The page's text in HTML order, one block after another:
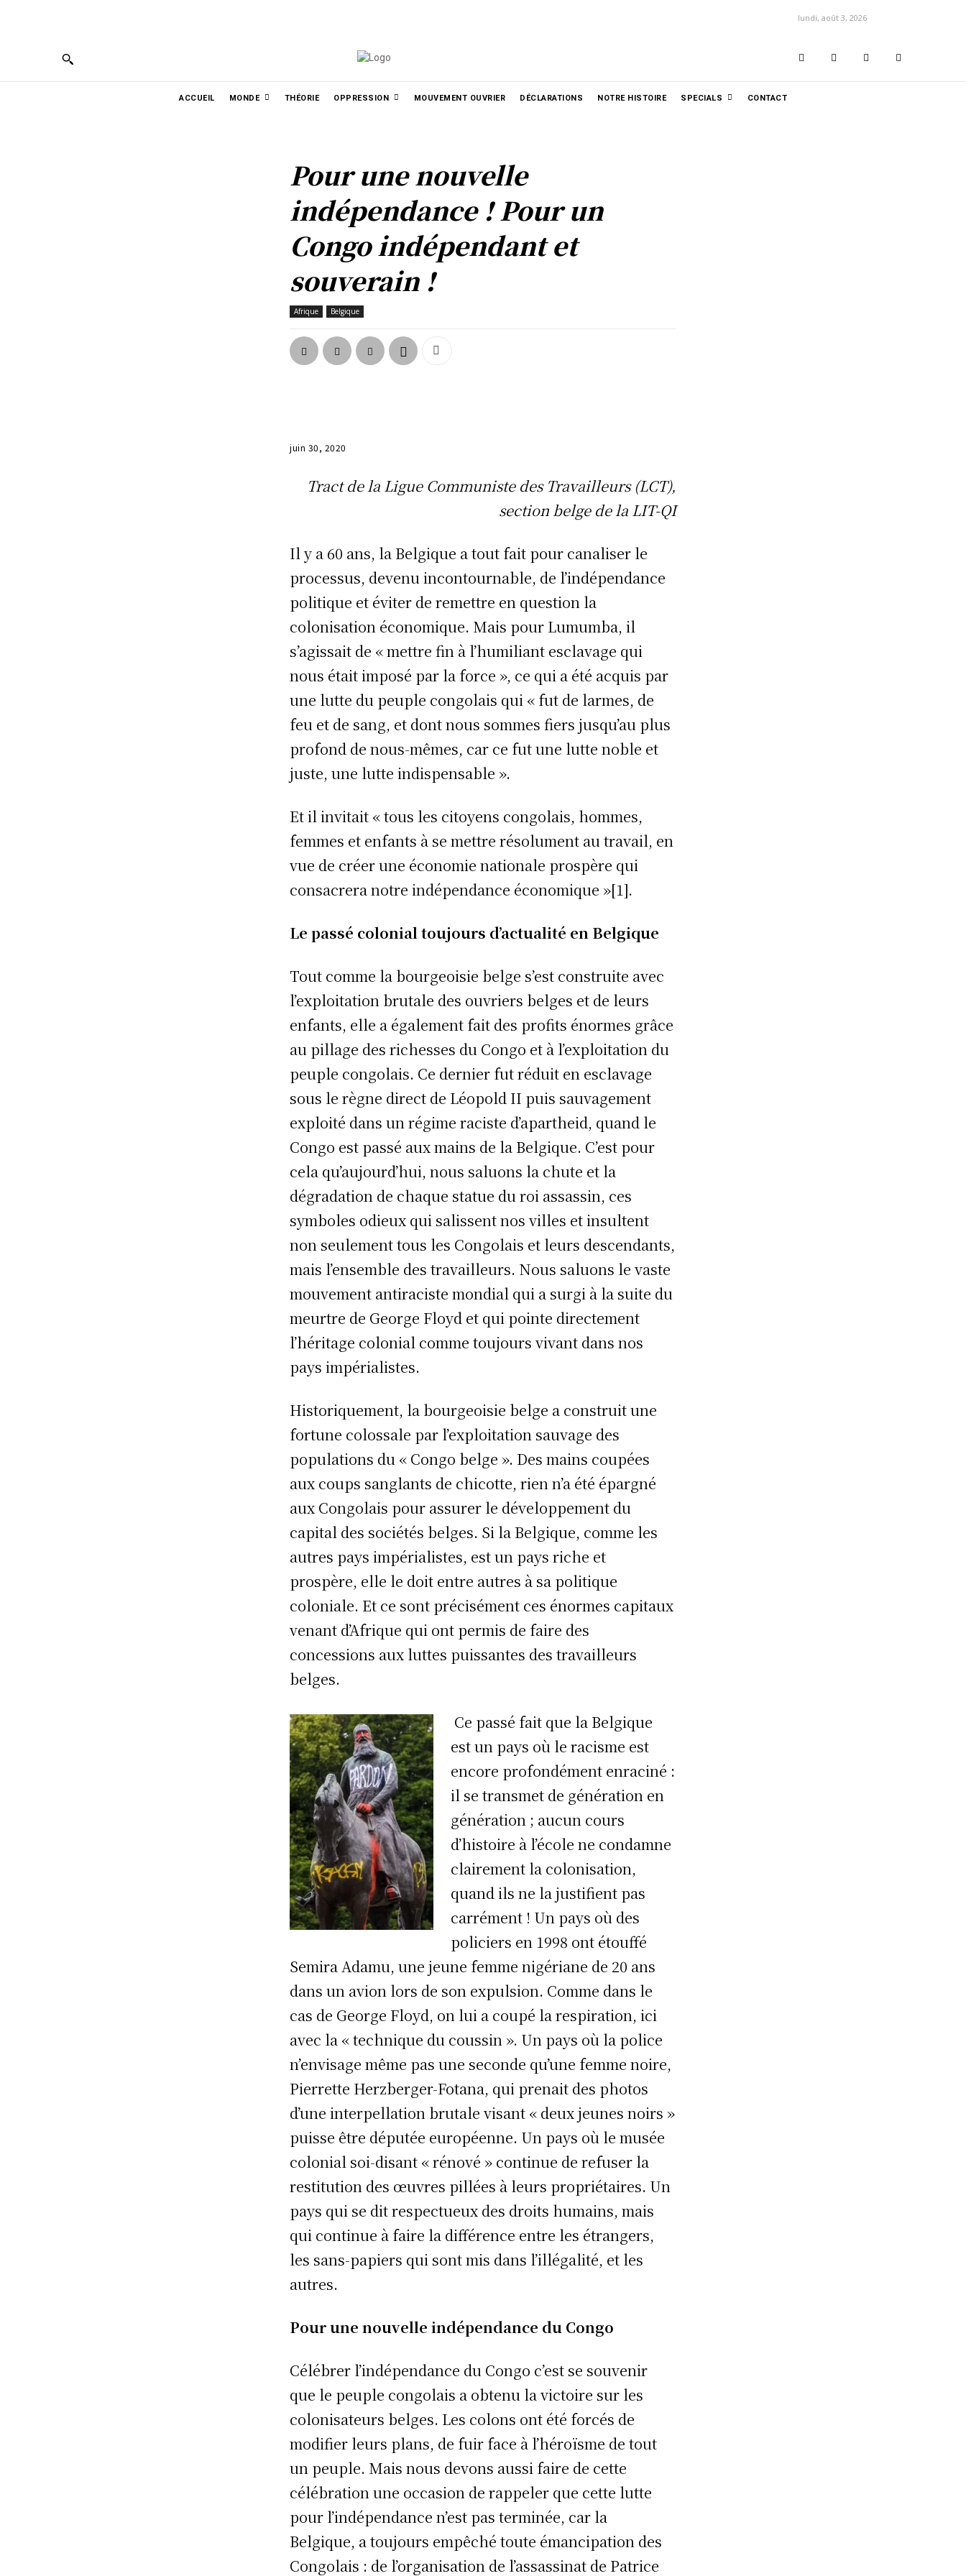
lundi, août 3, 2026
ACCUEIL MONDE THÉORIE OPPRESSION MOUVEMENT OUVRIER DÉCLARATIONS NOTRE HISTOIRE SPECIALS CONTACT
Pour une nouvelle
indépendance ! Pour un
Congo indépendant et
souverain !
Afrique Belgique
juin 30, 2020
Tract de la Ligue Communiste des Travailleurs (LCT),
section belge de la LIT-QI
Il y a 60 ans, la Belgique a tout fait pour canaliser le
pro­cessus, devenu incontour­nable, de l’indépendance
politique et éviter de remettre en question la
colonisation économique. Mais pour Lumumba, il
s’agissait de « mettre fin à l’humiliant escla­vage qui
nous était imposé par la force », ce qui a été acquis par
une lutte du peuple congolais qui « fut de larmes, de
feu et de sang, et dont nous sommes fiers jusqu’au plus
profond de nous-mêmes, car ce fut une lutte noble et
juste, une lutte indispensable ».
Et il invitait « tous les citoyens congolais, hommes,
femmes et enfants à se mettre résolument au travail, en
vue de créer une économie nationale prospère qui
consacrera notre indépendance économique »[1].
Le passé colonial toujours d’actualité en Belgique
Tout comme la bourgeoisie belge s’est construite avec
l’exploitation brutale des ouvriers belges et de leurs
enfants, elle a également fait des profits énormes grâce
au pillage des richesses du Congo et à l’exploitation du
peuple congolais. Ce dernier fut réduit en esclavage
sous le règne direct de Léopold II puis sauvagement
exploité dans un régime raciste d’apartheid, quand le
Congo est passé aux mains de la Belgique. C’est pour
cela qu’aujourd’hui, nous saluons la chute et la
dégradation de chaque statue du roi assassin, ces
symboles odieux qui salissent nos villes et insultent
non seulement tous les Congolais et leurs descendants,
mais l’en­semble des travailleurs. Nous saluons le vaste
mouvement antiraciste mondial qui a surgi à la suite du
meurtre de George Floyd et qui pointe directement
l’héritage colonial comme toujours vivant dans nos
pays impérialistes.
Historiquement, la bourgeoisie belge a construit une
fortune colossale par l’exploitation sauvage des
popula­tions du « Congo belge ». Des mains coupées
aux coups sanglants de chicotte, rien n’a été épargné
aux Congolais pour assurer le développement du
capital des sociétés belges. Si la Belgique, comme les
autres pays impérialistes, est un pays riche et
prospère, elle le doit entre autres à sa politique
coloniale. Et ce sont précisé­ment ces énormes capitaux
venant d’Afrique qui ont permis de faire des
concessions aux luttes puissantes des travailleurs
belges.
Ce passé fait que la Belgique
est un pays où le racisme est
encore profondément enraciné :
il se transmet de génération en
génération ; aucun cours
d’histoire à l’école ne condamne
clairement la colonisation,
quand ils ne la justifient pas
carrément ! Un pays où des
policiers en 1998 ont étouffé
Semira Adamu, une jeune femme nigériane de 20 ans
dans un avion lors de son expulsion. Comme dans le
cas de George Floyd, on lui a coupé la respiration, ici
avec la « technique du coussin ». Un pays où la police
n’envisage même pas une seconde qu’une femme noire,
Pierrette Herzberger-Fotana, qui prenait des photos
d’une interpellation brutale visant « deux jeunes noirs »
puisse être députée européenne. Un pays où le musée
colonial soi-disant « rénové » continue de refuser la
restitution des œuvres pillées à leurs propriétaires. Un
pays qui se dit respectueux des droits humains, mais
qui continue à faire la différence entre les étrangers,
les sans-papiers qui sont mis dans l’illégalité, et les
autres.
Pour une nouvelle indépendance du Congo
Célébrer l’indépendance du Congo c’est se souvenir
que le peuple congolais a obtenu la victoire sur les
colonisateurs belges. Les colons ont été forcés de
modifier leurs plans, de fuir face à l’héroïsme de tout
un peuple. Mais nous devons aussi faire de cette
célébration une occasion de rappeler que cette lutte
pour l’indépendance n’est pas terminée, car la
Belgique, a toujours empêché toute émancipation des
Congolais : de l’organisation de l’assassinat de Patrice